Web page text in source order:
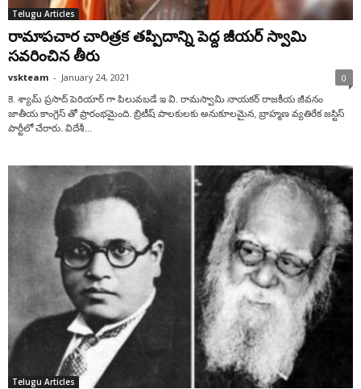
Telugu Articles
రామాపచార చారిత్ర‌క‌ తప్పిదాన్ని పెద్ద జీయ‌ర్‌ స్వామి
సవరించిన తీరు
vskteam - January 24, 2021 0
కె. శ్యామ్ ప్రసాద్ పెరియార్‌ గా పిలువబడే ఇ వి. రామస్వామి నాయకర్ రాజకీయ జీవనం
జాతీయ కాంగ్రెస్ తో ప్రారంభమైంది. బ్రిటీష్ పాలకులకు అనుకూలమైన, బ్రాహ్మణ వ్యతిరేక జస్టిస్
పార్టీలో చేరారు. విదేశీ...
Telugu Articles